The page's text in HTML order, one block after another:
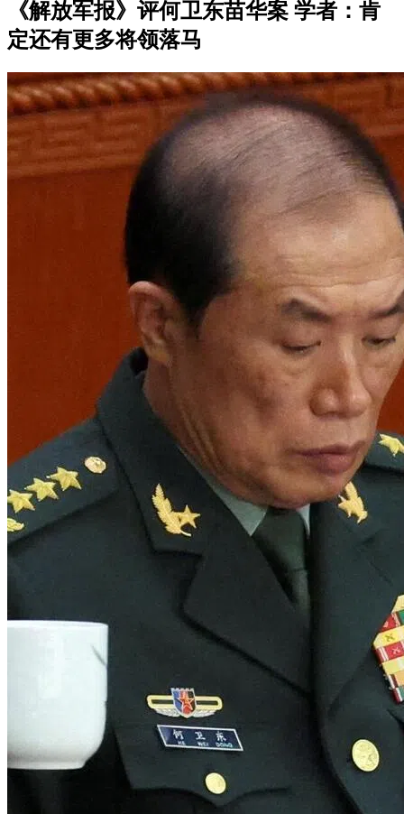
《解放军报》评何卫东苗华案 学者：肯
定还有更多将领落马